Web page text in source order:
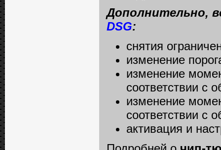
Дополнительно,
DSG:
снятия
изменение
изменение
соответствии с
изменение
соответствии с
активация и